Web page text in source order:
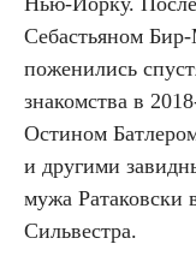
Себастьяном
поженились
знакомства в
Остином
и другими
мужа Ратаковски
Сильвестра.